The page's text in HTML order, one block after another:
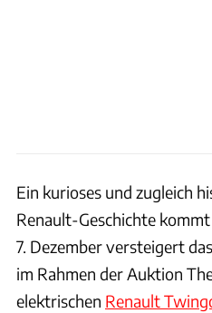
Ein kurioses und zugleich
Renault-Geschichte
7. Dezember versteigert
im Rahmen der Auktion
elektrischen Renault